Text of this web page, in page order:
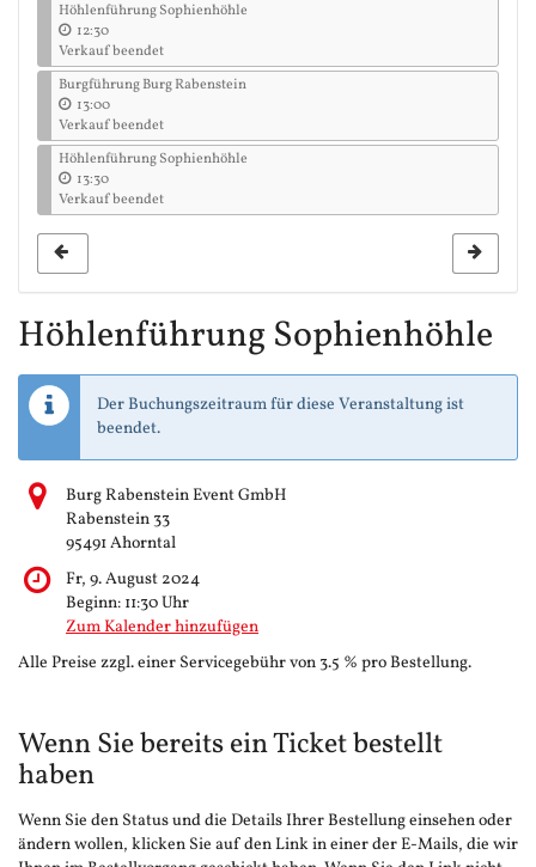
Höhlenführung Sophienhöhle
12:30
Verkauf beendet
Burgführung Burg Rabenstein
13:00
Verkauf beendet
Höhlenführung Sophienhöhle
13:30
Verkauf beendet
Höhlenführung Sophienhöhle
Der Buchungszeitraum für diese Veranstaltung ist
beendet.
Burg Rabenstein Event GmbH
Rabenstein 33
95491 Ahorntal
Fr, 9. August 2024
Beginn: 11:30Uhr
Zum Kalender hinzufügen
Alle Preise zzgl. einer Servicegebühr von 3.5 % pro Bestellung.
Wenn Sie bereits ein Ticket bestellt
haben
Wenn Sie den Status und die Details Ihrer Bestellung einsehen oder
ändern wollen, klicken Sie auf den Link in einer der E-Mails, die wir